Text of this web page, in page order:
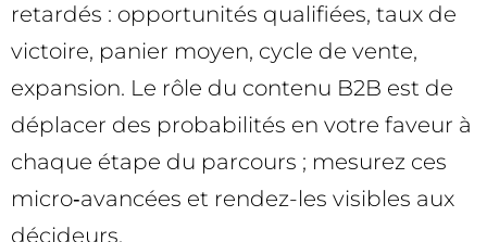
retardés : opportunités qualifiées, taux de
victoire, panier moyen, cycle de vente,
expansion. Le rôle du contenu B2B est de
déplacer des probabilités en votre faveur à
chaque étape du parcours ; mesurez ces
micro‑avancées et rendez-les visibles aux
décideurs.